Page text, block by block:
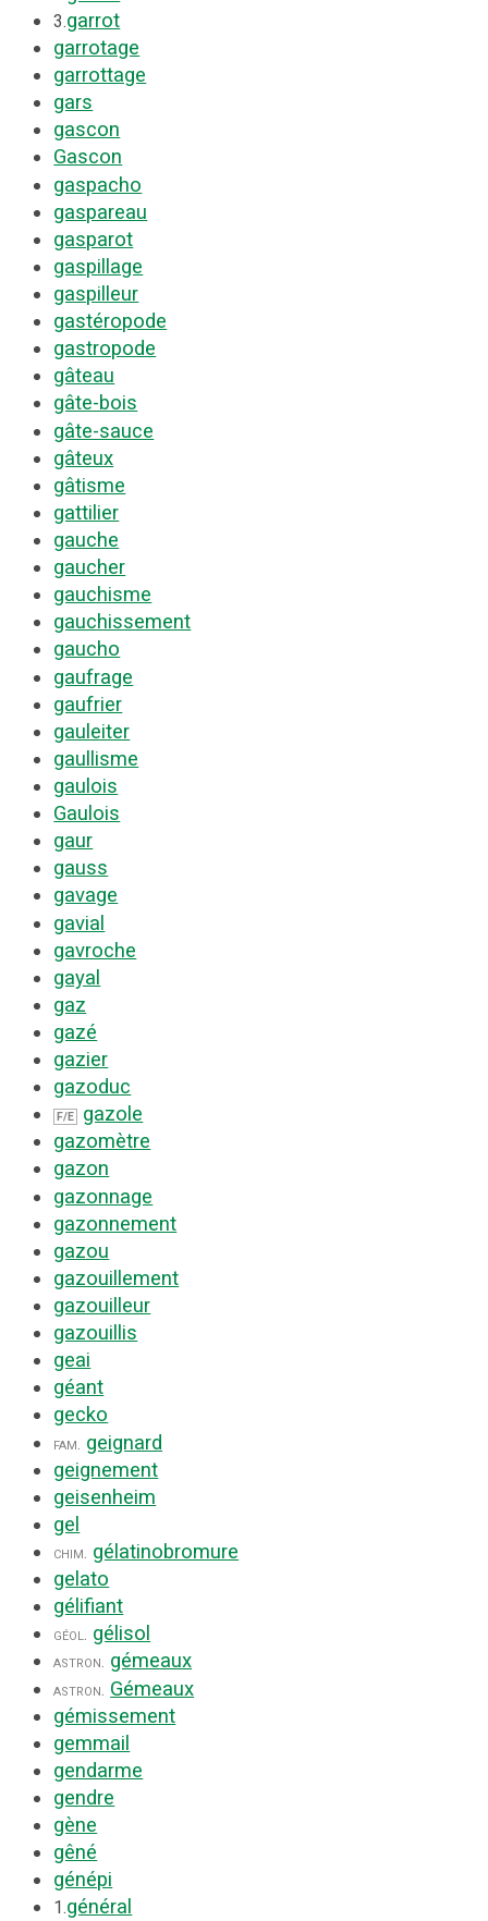
3.garrot
garrotage
garrottage
gars
gascon
Gascon
gaspacho
gaspareau
gasparot
gaspillage
gaspilleur
gastéropode
gastropode
gâteau
gâte-bois
gâte-sauce
gâteux
gâtisme
gattilier
gauche
gaucher
gauchisme
gauchissement
gaucho
gaufrage
gaufrier
gauleiter
gaullisme
gaulois
Gaulois
gaur
gauss
gavage
gavial
gavroche
gayal
gaz
gazé
gazier
gazoduc
F/E
gazole
gazomètre
gazon
gazonnage
gazonnement
gazou
gazouillement
gazouilleur
gazouillis
geai
géant
gecko
fam. geignard
geignement
geisenheim
gel
chim. gélatinobromure
gelato
gélifiant
géol. gélisol
astron. gémeaux
astron. Gémeaux
gémissement
gemmail
gendarme
gendre
gène
gêné
génépi
1.général